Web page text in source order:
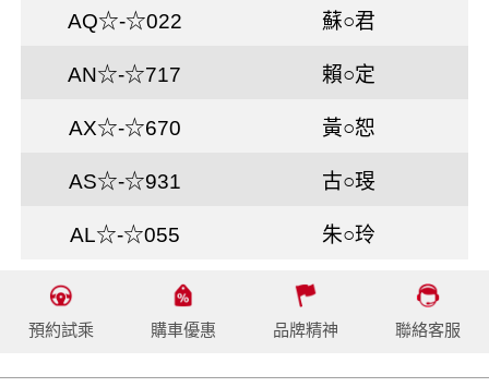
AQ☆-☆022 蘇○君
AN☆-☆717 賴○定
AX☆-☆670 黃○恕
AS☆-☆931 古○琝
AL☆-☆055 朱○玲
預約試乘 購車優惠 品牌精神 聯絡客服